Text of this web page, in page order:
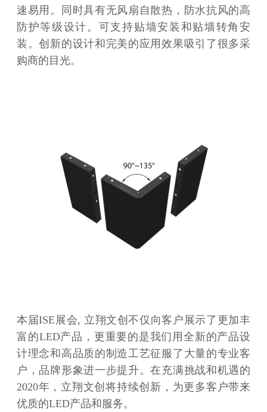
速易用。同时具有无风扇自散热，防水抗风的高
防护等级设计。可支持贴墙安装和贴墙转角安
装。创新的设计和完美的应用效果吸引了很多采
购商的目光。
本届ISE展会, 立翔文创不仅向客户展示了更加丰
富的LED产品，更重要的是我们用全新的产品设
计理念和高品质的制造工艺征服了大量的专业客
户，品牌形象进一步提升。在充满挑战和机遇的
2020年，立翔文创将持续创新，为更多客户带来
优质的LED产品和服务。